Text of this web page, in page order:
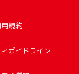
規約
ガイドライン